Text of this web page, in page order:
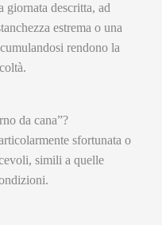
giornata descritta, ad
estrema o una
rendono la
da cana”?
sfortunata o
simili a quelle